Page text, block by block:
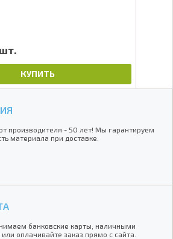
КУПИТЬ
производителя - 50 лет! Мы гарантируем
материала при доставке.
банковские карты, наличными
или оплачивайте заказ прямо с сайта.